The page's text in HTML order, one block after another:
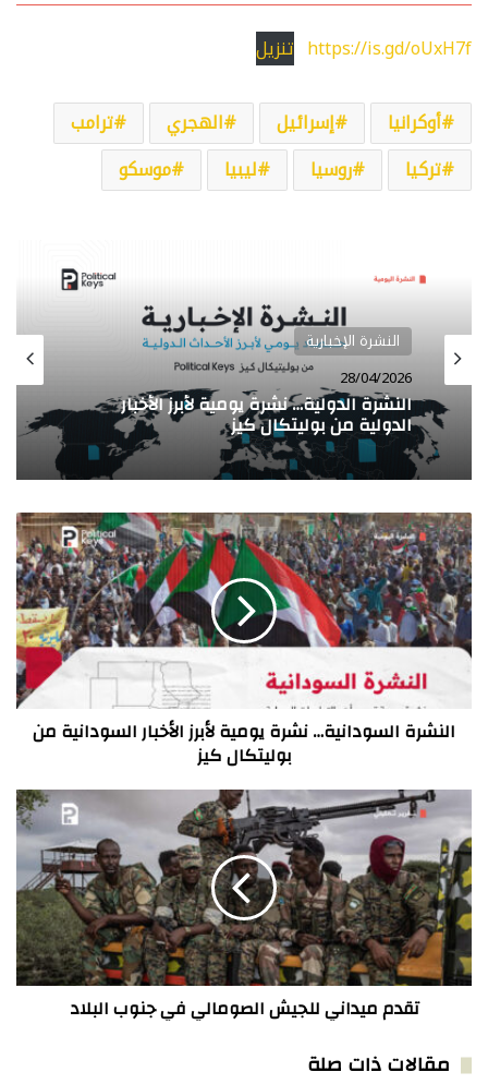
https://is.gd/oUxH7f تنزيل
أوكرانيا إسرائيل الهجري
ترامب
تركيا
روسيا ليبيا موسكو
النشرة الإخبارية
28/04/2026
النشرة الدولية… نشرة يومية لأبرز الأخبار
الدولية من بوليتكال كيز
النشرة الإخبارية
19/04/2026
النشرة الدولية… نشرة يومية لأبرز الأخبار
الدولية من بوليتكال كيز
النشرة
السودانية…
نشرة
يومية
لأبرز
الأخبار
السودانية
بوليتكال
النشرة السودانية… نشرة يومية لأبرز الأخبار السودانية من
بوليتكال كيز
ميداني
للجيش
الصومالي
في
جنوب
البلاد
تقدم ميداني للجيش الصومالي في جنوب البلاد
مقالات ذات صلة